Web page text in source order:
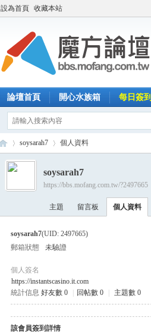
設為首頁 收藏本站
論壇首頁 開心水族箱 每日簽到
›
soysarah7 個人資料
soysarah7
https://bbs.mofang.com.tw/?2497665
主題 留言板 個人資料
soysarah7(UID: 2497665)
郵箱狀態
未驗證
個人簽名
https://instantscasino.it.com
統計信息 好友數 0 回帖數 0 主題數 0
該會員簽到詳情